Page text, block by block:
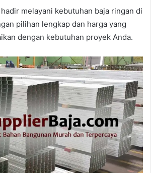
melayani kebutuhan baja ringan di
pilihan lengkap dan harga yang
dengan kebutuhan proyek Anda.